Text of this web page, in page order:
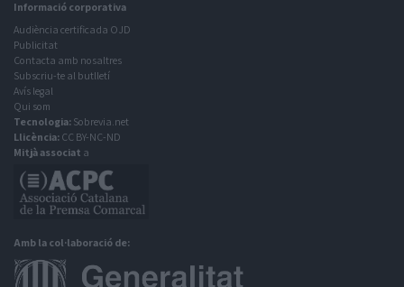
Informació corporativa
Audiència certificada OJD
Publicitat
Contacta amb nosaltres
Subscriu-te al butlletí
Avís legal
Qui som
Tecnologia: Sobrevia.net
Llicència: CC BY-NC-ND
Mitjà associat a
Amb la col·laboració de: